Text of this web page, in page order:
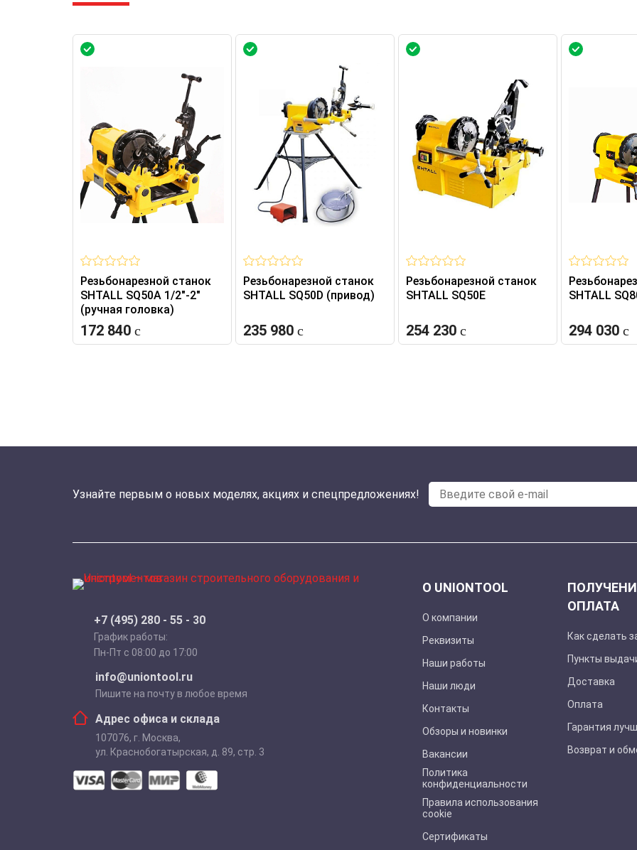
Резьбонарезной станок
SHTALL SQ50A 1/2"-2"
(ручная головка)
172 840
Резьбонарезной станок
SHTALL SQ50D (привод)
235 980
Резьбонарезной станок
SHTALL SQ50E
254 230
SHTALL
294 030
Узнайте первым о новых моделях, акциях и спецпредложениях!
+7 (495) 280 - 55 - 30
График работы:
Пн-Пт с 08:00 до 17:00
info@uniontool.ru
Пишите на почту в любое время
Адрес офиса и склада
107076, г. Москва,
ул. Краснобогатырская, д. 89, стр. 3
О UNIONTOOL
О компании
Реквизиты
Наши работы
Наши люди
Контакты
Обзоры и новинки
Вакансии
Политика
конфиденциальности
Правила использования
cookie
Сертификаты
ОПЛАТА
Как сделать
Пункты
Доставка
Оплата
Гарантия
Возврат и